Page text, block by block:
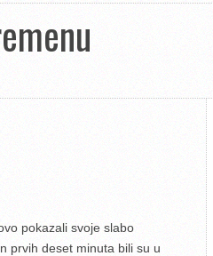
ĐAKOVO GRADE
WEB ANKETA
pokazali svoje slabo
prvih deset minuta bili su u